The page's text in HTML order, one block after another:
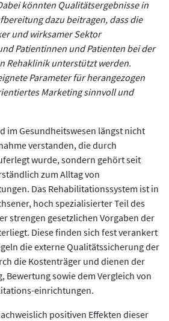
könnten Qualitätsergebnisse in
dazu beitragen, dass die
und wirksamer Sektor
Patientinnen und Patienten bei der
Rehaklinik unterstützt werden.
Parameter für herangezogen
Marketing sinnvoll und
im Gesundheitswesen längst nicht
verstanden, die durch
wurde, sondern gehört seit
zum Alltag von
Das Rehabilitationssystem ist in
hoch spezialisierter Teil des
strengen gesetzlichen Vorgaben der
Diese finden sich fest verankert
die externe Qualitätssicherung der
die Kostenträger und dienen der
Bewertung sowie dem Vergleich von
einrichtungen.
positiven Effekten dieser